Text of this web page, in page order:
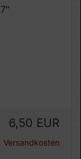
6,50 EUR
Versandkosten